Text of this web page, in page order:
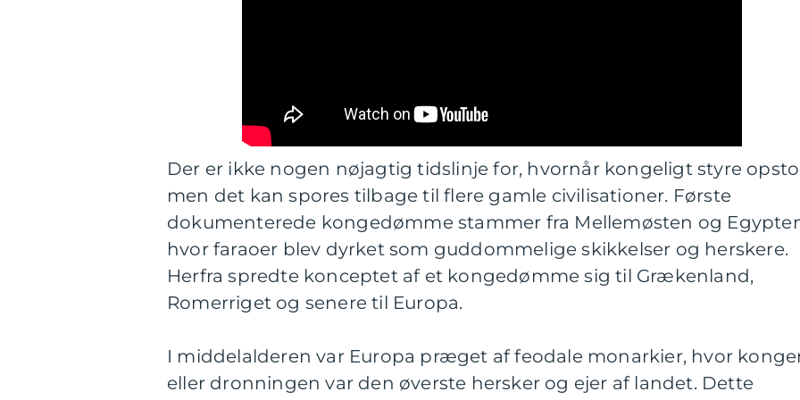
Der er ikke nogen nøjagtig tidslinje for, hvornår kongeligt styre
men det kan spores tilbage til flere gamle civilisationer. Første
dokumenterede kongedømme stammer fra Mellemøsten og
hvor faraoer blev dyrket som guddommelige skikkelser og herskere.
Herfra spredte konceptet af et kongedømme sig til Grækenland,
Romerriget og senere til Europa.
I middelalderen var Europa præget af feodale monarkier, hvor
eller dronningen var den øverste hersker og ejer af landet. Dette